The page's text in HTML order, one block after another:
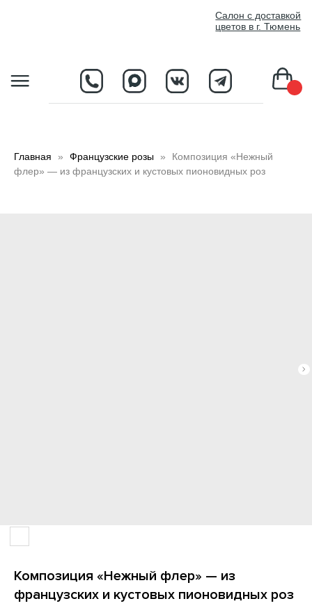
Главная Французские розы
Композиция «Нежный
флер» — из французских и кустовых пионовидных роз
Композиция «Нежный флер» — из
французских и кустовых пионовидных роз